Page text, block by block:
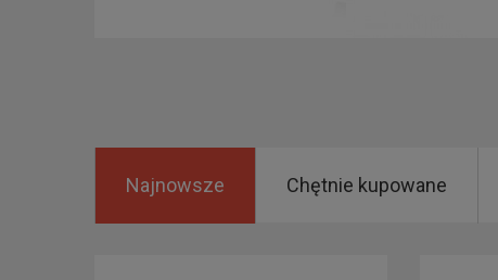
Najnowsze Chętnie kupowane